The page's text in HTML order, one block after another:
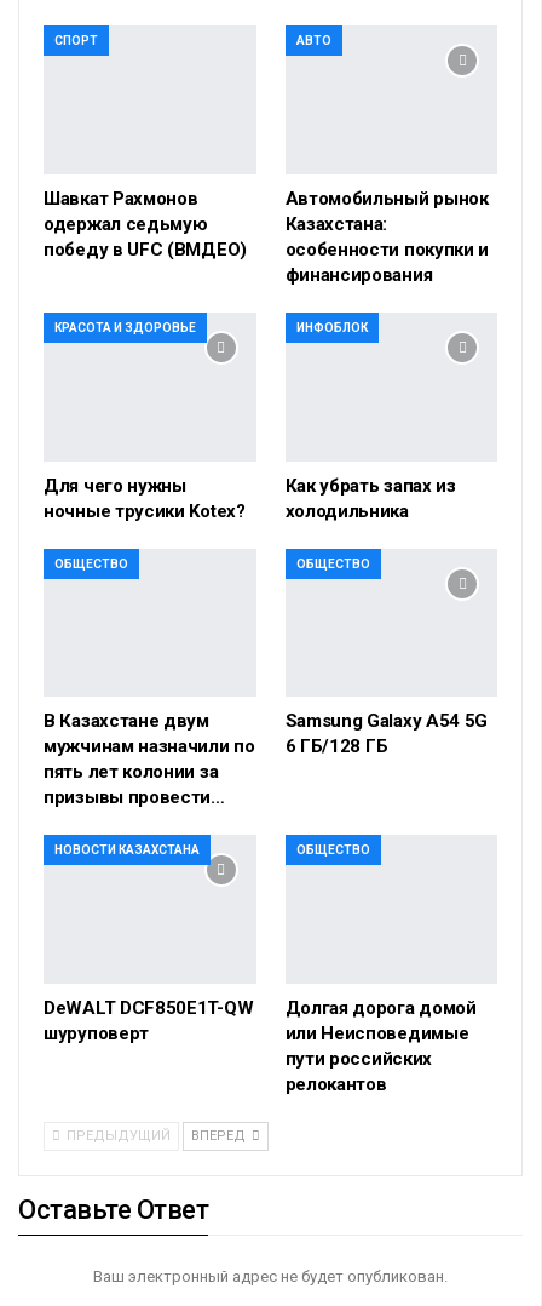
СПОРТ
Шавкат Рахмонов
одержал седьмую
победу в UFC (ВМДЕО)
АВТО
Автомобильный рынок
Казахстана:
особенности покупки и
финансирования
КРАСОТА И ЗДОРОВЬЕ
Для чего нужны
ночные трусики Kotex?
ИНФОБЛОК
Как убрать запах из
холодильника
ОБЩЕСТВО
В Казахстане двум
мужчинам назначили по
пять лет колонии за
призывы провести…
ОБЩЕСТВО
Samsung Galaxy A54 5G
6 ГБ/128 ГБ
НОВОСТИ КАЗАХСТАНА
DeWALT DCF850E1T-QW
шуруповерт
ОБЩЕСТВО
Долгая дорога домой
или Неисповедимые
пути российских
релокантов
ПРЕДЫДУЩИЙ ВПЕРЕД
Оставьте Ответ
Ваш электронный адрес не будет опубликован.